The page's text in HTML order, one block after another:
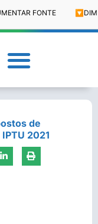
FONTE 🔽
de
2021